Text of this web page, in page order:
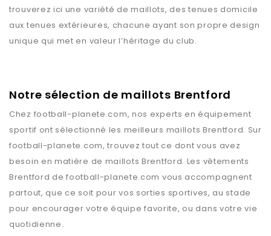
trouverez ici une variété de maillots, des tenues domicile
aux tenues extérieures, chacune ayant son propre design
unique qui met en valeur l’héritage du club.
Notre sélection de maillots Brentford
Chez football-planete.com, nos experts en équipement
sportif ont sélectionné les meilleurs maillots Brentford. Sur
football-planete.com, trouvez tout ce dont vous avez
besoin en matière de maillots Brentford. Les vêtements
Brentford defootball-planete.com vous accompagnent
partout, que ce soit pour vos sorties sportives, au stade
pour encourager votre équipe favorite, ou dans votre vie
quotidienne.